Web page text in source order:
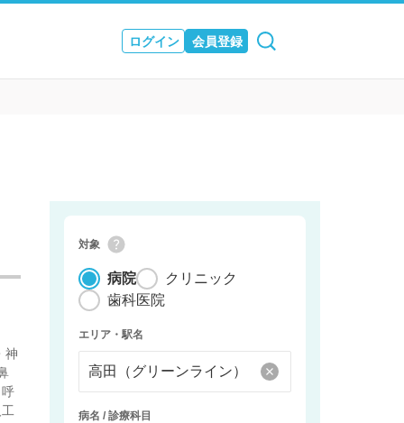
ログイン 会員登録
対象
病院
クリニック
歯科医院
エリア・駅名
病名 / 診療科目
神